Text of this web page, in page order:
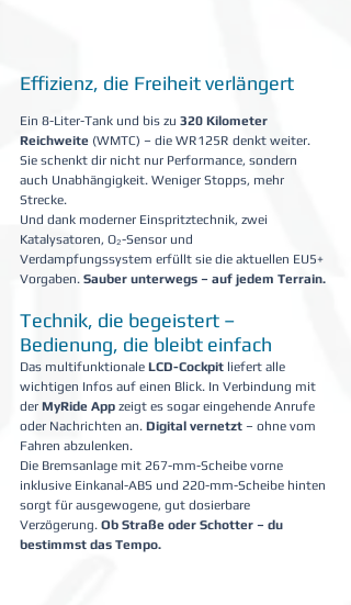
Effizienz, die Freiheit verlängert
Ein 8-Liter-Tank und bis zu 320 Kilometer
Reichweite (WMTC) – die WR125R denkt weiter.
Sie schenkt dir nicht nur Performance, sondern
auch Unabhängigkeit. Weniger Stopps, mehr
Strecke.
Und dank moderner Einspritztechnik, zwei
Katalysatoren, O₂-Sensor und
Verdampfungssystem erfüllt sie die aktuellen EU5+
Vorgaben. Sauber unterwegs – auf jedem Terrain.
Technik, die begeistert –
Bedienung, die bleibt einfach
Das multifunktionale LCD-Cockpit liefert alle
wichtigen Infos auf einen Blick. In Verbindung mit
der MyRide App zeigt es sogar eingehende Anrufe
oder Nachrichten an. Digital vernetzt – ohne vom
Fahren abzulenken.
Die Bremsanlage mit 267-mm-Scheibe vorne
inklusive Einkanal-ABS und 220-mm-Scheibe hinten
sorgt für ausgewogene, gut dosierbare
Verzögerung. Ob Straße oder Schotter – du
bestimmst das Tempo.